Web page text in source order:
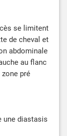
se limitent
de cheval et
abdominale
au flanc
pré
une diastasis